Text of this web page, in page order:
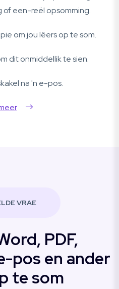
of een-reël opsomming.
om jou lêers op te som.
dit onmiddellik te sien.
na 'n e-pos.
VRAE
PDF,
pos en ander
te som